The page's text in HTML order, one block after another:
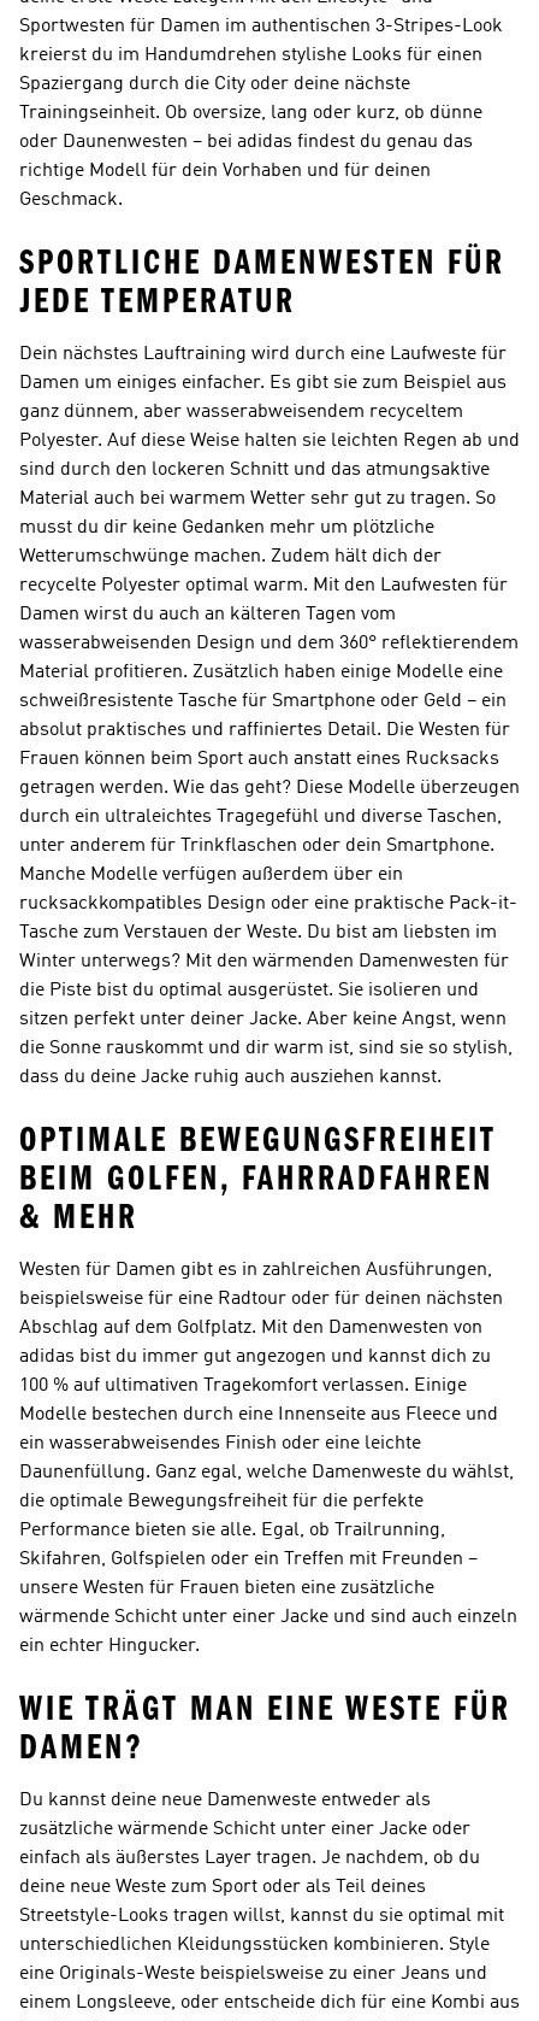
Sportwesten für Damen im authentischen 3-Stripes-Look
kreierst du im Handumdrehen stylishe Looks für einen
Spaziergang durch die City oder deine nächste
Trainingseinheit. Ob oversize, lang oder kurz, ob dünne
oder Daunenwesten – bei adidas findest du genau das
richtige Modell für dein Vorhaben und für deinen
Geschmack.
SPORTLICHE DAMENWESTEN FÜR
JEDE TEMPERATUR
Dein nächstes Lauftraining wird durch eine Laufweste für
Damen um einiges einfacher. Es gibt sie zum Beispiel aus
ganz dünnem, aber wasserabweisendem recyceltem
Polyester. Auf diese Weise halten sie leichten Regen ab und
sind durch den lockeren Schnitt und das atmungsaktive
Material auch bei warmem Wetter sehr gut zu tragen. So
musst du dir keine Gedanken mehr um plötzliche
Wetterumschwünge machen. Zudem hält dich der
recycelte Polyester optimal warm. Mit den Laufwesten für
Damen wirst du auch an kälteren Tagen vom
wasserabweisenden Design und dem 360° reflektierendem
Material profitieren. Zusätzlich haben einige Modelle eine
schweißresistente Tasche für Smartphone oder Geld – ein
absolut praktisches und raffiniertes Detail. Die Westen für
Frauen können beim Sport auch anstatt eines Rucksacks
getragen werden. Wie das geht? Diese Modelle überzeugen
durch ein ultraleichtes Tragegefühl und diverse Taschen,
unter anderem für Trinkflaschen oder dein Smartphone.
Manche Modelle verfügen außerdem über ein
rucksackkompatibles Design oder eine praktische Pack-it-
Tasche zum Verstauen der Weste. Du bist am liebsten im
Winter unterwegs? Mit den wärmenden Damenwesten für
die Piste bist du optimal ausgerüstet. Sie isolieren und
sitzen perfekt unter deiner Jacke. Aber keine Angst, wenn
die Sonne rauskommt und dir warm ist, sind sie so stylish,
dass du deine Jacke ruhig auch ausziehen kannst.
OPTIMALE BEWEGUNGSFREIHEIT
BEIM GOLFEN, FAHRRADFAHREN
& MEHR
Westen für Damen gibt es in zahlreichen Ausführungen,
beispielsweise für eine Radtour oder für deinen nächsten
Abschlag auf dem Golfplatz. Mit den Damenwesten von
adidas bist du immer gut angezogen und kannst dich zu
100 % auf ultimativen Tragekomfort verlassen. Einige
Modelle bestechen durch eine Innenseite aus Fleece und
ein wasserabweisendes Finish oder eine leichte
Daunenfüllung. Ganz egal, welche Damenweste du wählst,
die optimale Bewegungsfreiheit für die perfekte
Performance bieten sie alle. Egal, ob Trailrunning,
Skifahren, Golfspielen oder ein Treffen mit Freunden –
unsere Westen für Frauen bieten eine zusätzliche
wärmende Schicht unter einer Jacke und sind auch einzeln
ein echter Hingucker.
WIE TRÄGT MAN EINE WESTE FÜR
DAMEN?
Du kannst deine neue Damenweste entweder als
zusätzliche wärmende Schicht unter einer Jacke oder
einfach als äußerstes Layer tragen. Je nachdem, ob du
deine neue Weste zum Sport oder als Teil deines
Streetstyle-Looks tragen willst, kannst du sie optimal mit
unterschiedlichen Kleidungsstücken kombinieren. Style
eine Originals-Weste beispielsweise zu einer Jeans und
einem Longsleeve, oder entscheide dich für eine Kombi aus